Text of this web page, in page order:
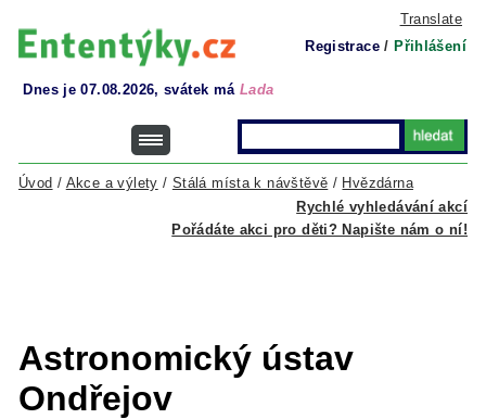
Translate
Registrace / Přihlášení
Dnes je 07.08.2026, svátek má Lada
Rychlé vyhledávání akcí
Úvod / Akce a výlety / Stálá místa k návštěvě / Hvězdárna
Pořádáte akci pro děti? Napište nám o ní!
Astronomický ústav
Ondřejov